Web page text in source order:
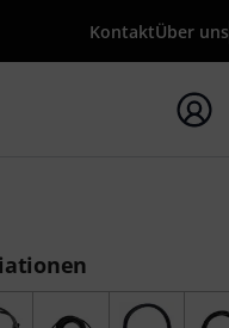
KontaktÜber uns
starten